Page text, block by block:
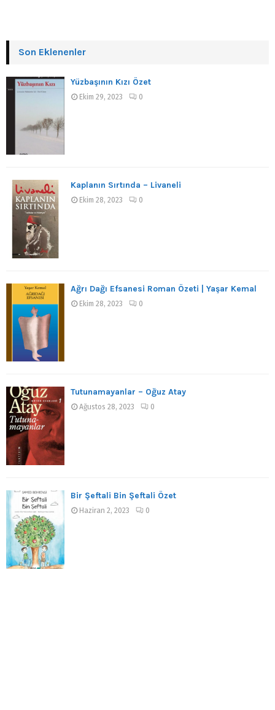
Son Eklenenler
Yüzbaşının Kızı Özet
Ekim 29, 2023 0
Kaplanın Sırtında – Livaneli
Ekim 28, 2023 0
Ağrı Dağı Efsanesi Roman Özeti | Yaşar Kemal
Ekim 28, 2023 0
Tutunamayanlar – Oğuz Atay
Ağustos 28, 2023 0
Bir Şeftali Bin Şeftali Özet
Haziran 2, 2023 0